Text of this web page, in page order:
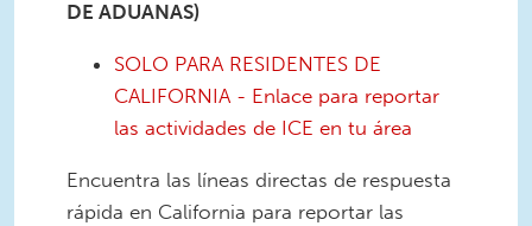
DE ADUANAS)
SOLO PARA RESIDENTES DE
CALIFORNIA - Enlace para reportar
las actividades de ICE en tu área
Encuentra las líneas directas de respuesta
rápida en California para reportar las